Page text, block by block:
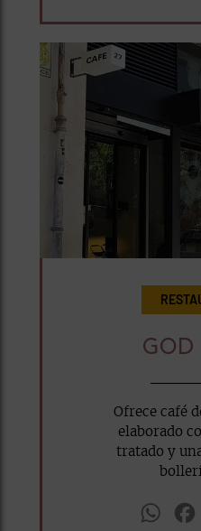
GOD
Ofrece café
elaborado
tratado y